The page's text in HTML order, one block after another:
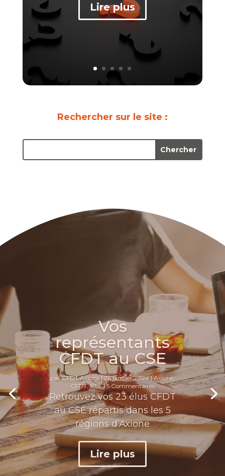
Lire plus
Rechercher sur le site :
CFDT Axione 10 juillet 2026 Accord
Intéressement
Négociation Rémunération